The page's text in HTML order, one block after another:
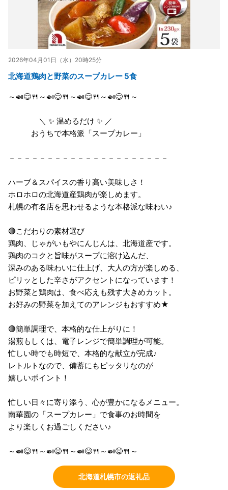
2026年04月01日（水）20時25分
北海道鶏肉と野菜のスープカレー 5食
～🍛😋🍴～🍛😋🍴～🍛😋🍴～🍛😋🍴～
＼ ✨ 温めるだけ ✨ ／
おうちで本格派「スープカレー」
－－－－－－－－－－－－－－－－－－－－－
ハーブ＆スパイスの香り高い美味しさ！
ホロホロの北海道産鶏肉が楽しめます。
札幌の有名店を思わせるような本格派な味わい♪
🔴こだわりの素材選び
鶏肉、じゃがいもやにんじんは、北海道産です。
鶏肉のコクと旨味がスープに溶け込んだ、
深みのある味わいに仕上げ、大人の方が楽しめる、
ピリッとした辛さがアクセントになっています！
お野菜と鶏肉は、食べ応えも残す大きめカット。
お好みの野菜を加えてのアレンジもおすすめ★
🔴簡単調理で、本格的な仕上がりに！
湯煎もしくは、電子レンジで簡単調理が可能。
忙しい時でも時短で、本格的な献立が完成♪
レトルトなので、備蓄にもピッタリなのが
嬉しいポイント！
忙しい日々に寄り添う、心が豊かになるメニュー。
南華園の「スープカレー」で食事のお時間を
より楽しくお過ごしください♪
～🍛😋🍴～🍛😋🍴～🍛😋🍴～🍛😋🍴～
北海道札幌市の返礼品